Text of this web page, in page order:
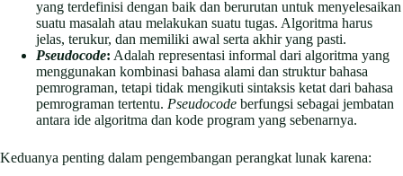
yang terdefinisi dengan baik dan berurutan untuk menyelesaikan
suatu masalah atau melakukan suatu tugas. Algoritma harus
jelas, terukur, dan memiliki awal serta akhir yang pasti.
Pseudocode: Adalah representasi informal dari algoritma yang
menggunakan kombinasi bahasa alami dan struktur bahasa
pemrograman, tetapi tidak mengikuti sintaksis ketat dari bahasa
pemrograman tertentu. Pseudocode berfungsi sebagai jembatan
antara ide algoritma dan kode program yang sebenarnya.
Keduanya penting dalam pengembangan perangkat lunak karena: